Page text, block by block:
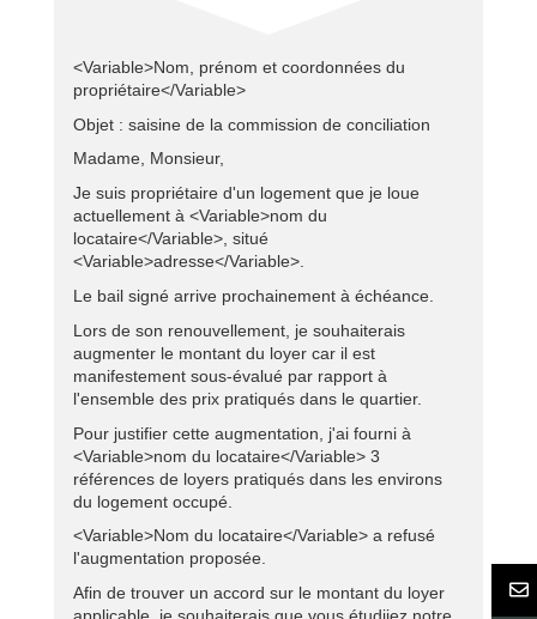
<Variable>Nom, prénom et coordonnées du
propriétaire</Variable>
Objet : saisine de la commission de conciliation
Madame, Monsieur,
Je suis propriétaire d'un logement que je loue
actuellement à <Variable>nom du
locataire</Variable>, situé
<Variable>adresse</Variable>.
Le bail signé arrive prochainement à échéance.
Lors de son renouvellement, je souhaiterais
augmenter le montant du loyer car il est
manifestement sous-évalué par rapport à
l'ensemble des prix pratiqués dans le quartier.
Pour justifier cette augmentation, j'ai fourni à
<Variable>nom du locataire</Variable> 3
références de loyers pratiqués dans les environs
du logement occupé.
<Variable>Nom du locataire</Variable> a refusé
l'augmentation proposée.
Afin de trouver un accord sur le montant du loyer